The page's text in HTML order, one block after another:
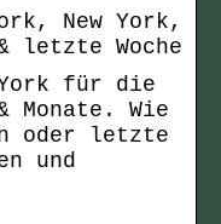
New York,
letzte Woche
für die
Monate. Wie
oder letzte
und